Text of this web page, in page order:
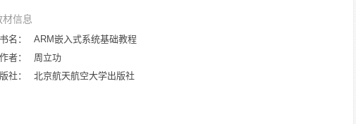
材信息
书名：
ARM嵌入式系统基础教程
者：
周立功
社：
北京航天航空大学出版社